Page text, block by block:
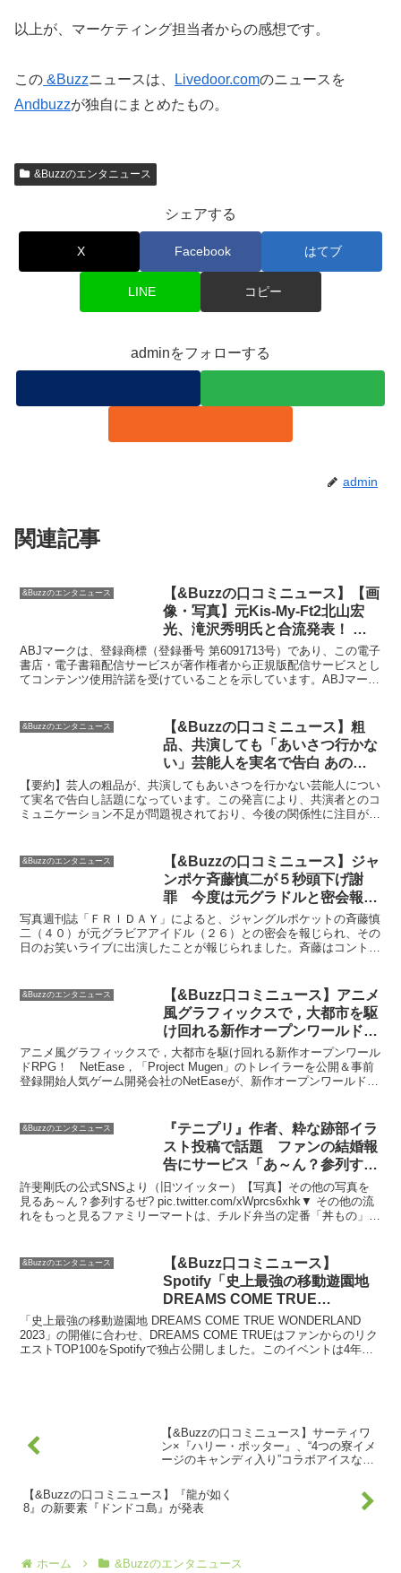
以上が、マーケティング担当者からの感想です。
この &Buzzニュースは、 Livedoor.comのニュースを
Andbuzzが独自にまとめたもの。
&Buzzのエンタニュース
シェアする
X Facebook はてブ
LINE コピー
adminをフォローする
admin
関連記事
&Buzzのエンタニュース
【&Buzzの口コミニュース】【画
像・写真】元Kis-My-Ft2北山宏
光、滝沢秀明氏と合流発表！ ア
ジア進出に期待の一方で「ビジュ
爆発」「TOBEに入ると皆老け見
え」などメイクにネットざわつく
ABJマークは、登録商標（登録番号 第6091713号）であり、この電子
書店・電子書籍配信サービスが著作権者から正規版配信サービスとし
てコンテンツ使用許諾を受けていることを示しています。ABJマーク
&Buzzのエンタニュース
【&Buzzの口コミニュース】粗
品、共演しても「あいさつ行かな
い」芸能人を実名で告白 あのち
ゃん衝撃 (2023年9月11日掲載) –
ライブドアニュース
【要約】芸人の粗品が、共演してもあいさつを行かない芸能人につい
て実名で告白し話題になっています。この発言により、共演者とのコ
ミュニケーション不足が問題視されており、今後の関係性に注目が集
&Buzzのエンタニュース
【&Buzzの口コミニュース】ジャ
ンポケ斉藤慎二が５秒頭下げ謝
罪 今度は元グラドルと密会報道
– サンスポ
写真週刊誌「ＦＲＩＤＡＹ」によると、ジャングルポケットの斉藤慎
二（４０）が元グラビアアイドル（２６）との密会を報じられ、その
日のお笑いライブに出演したことが報じられました。斉藤はコントの
&Buzzのエンタニュース
【&Buzz口コミニュース】アニメ
風グラフィックスで，大都市を駆
け回れる新作オープンワールド
RPG！ NetEase，「Project
Mugen」のトレイラーを公開＆
事前登録開始
アニメ風グラフィックスで，大都市を駆け回れる新作オープンワール
ドRPG！ NetEase，「Project Mugen」のトレイラーを公開＆事前
登録開始人気ゲーム開発会社のNetEaseが、新作オープンワールド
&Buzzのエンタニュース
『テニプリ』作者、粋な跡部イラ
スト投稿で話題 ファンの結婚報
告にサービス「あ～ん？参列する
ぜ」 | ORICON NEWS
許斐剛氏の公式SNSより（旧ツイッター）【写真】その他の写真を
見るあ～ん？参列するぜ? pic.twitter.com/xWprcs6xhk▼ その他の流
れをもっと見るファミリーマートは、チルド弁当の定番「丼もの」を
&Buzzのエンタニュース
【&Buzz口コミニュース】
Spotify「史上最強の移動遊園地
DREAMS COME TRUE
WONDERLAND 2023 」リクエ
ストTOP100プレイリスト公開！
– DREAMS COME TRUE
「史上最強の移動遊園地 DREAMS COME TRUE WONDERLAND
2023」の開催に合わせ、DREAMS COME TRUEはファンからのリク
エストTOP100をSpotifyで独占公開しました。このイベントは4年に
【&Buzzの口コミニュース】サーティワ
ン×『ハリー・ポッター』、“4つの寮イメ
ージのキャンディ入り”コラボアイスなど
【&Buzzの口コミニュース】『龍が如く
8』の新要素『ドンドコ島』が発表
ホーム &Buzzのエンタニュース